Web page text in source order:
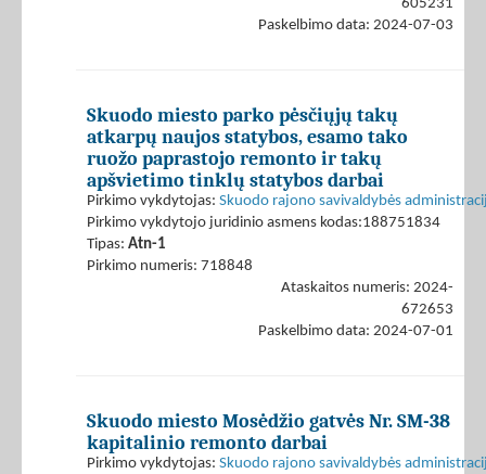
605231
Paskelbimo data: 2024-07-03
Skuodo miesto parko pėsčiųjų takų
atkarpų naujos statybos, esamo tako
ruožo paprastojo remonto ir takų
apšvietimo tinklų statybos darbai
Pirkimo vykdytojas: Skuodo rajono savivaldybės
Pirkimo vykdytojo juridinio asmens kodas:188751834
Tipas: Atn-1
Pirkimo numeris: 718848
Ataskaitos numeris: 2024-
672653
Paskelbimo data: 2024-07-01
Skuodo miesto Mosėdžio gatvės Nr. SM-38
kapitalinio remonto darbai
Pirkimo vykdytojas: Skuodo rajono savivaldybės